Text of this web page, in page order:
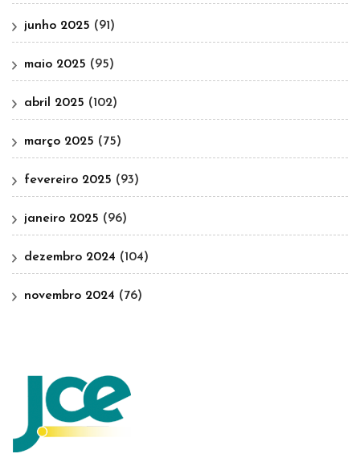
junho 2025 (91)
maio 2025 (95)
abril 2025 (102)
março 2025 (75)
fevereiro 2025 (93)
janeiro 2025 (96)
dezembro 2024 (104)
novembro 2024 (76)